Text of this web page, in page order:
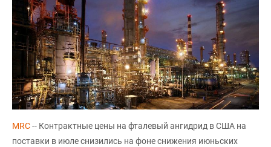
MRC-- Контрактные цены на фталевый ангидрид в США на
поставки в июле снизились на фоне снижения июньских